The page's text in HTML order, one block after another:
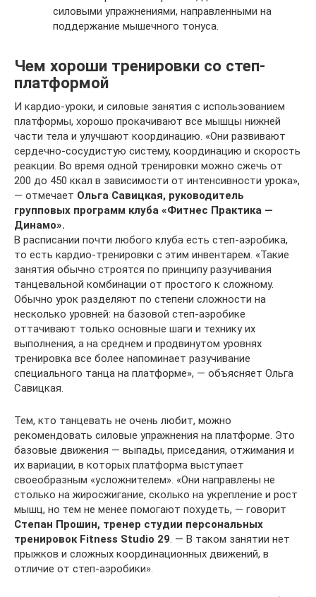
силовыми упражнениями, направленными на
поддержание мышечного тонуса.
Чем хороши тренировки со степ-
платформой
И кардио-уроки, и силовые занятия с использованием
платформы, хорошо прокачивают все мышцы нижней
части тела и улучшают координацию. «Они развивают
сердечно-сосудистую систему, координацию и скорость
реакции. Во время одной тренировки можно сжечь от
200 до 450 ккал в зависимости от интенсивности урока»,
— отмечает Ольга Савицкая, руководитель
групповых программ клуба «Фитнес Практика —
Динамо».
В расписании почти любого клуба есть степ-аэробика,
то есть кардио-тренировки с этим инвентарем. «Такие
занятия обычно строятся по принципу разучивания
танцевальной комбинации от простого к сложному.
Обычно урок разделяют по степени сложности на
несколько уровней: на базовой степ-аэробике
оттачивают только основные шаги и технику их
выполнения, а на среднем и продвинутом уровнях
тренировка все более напоминает разучивание
специального танца на платформе», — объясняет Ольга
Савицкая.
Тем, кто танцевать не очень любит, можно
рекомендовать силовые упражнения на платформе. Это
базовые движения — выпады, приседания, отжимания и
их вариации, в которых платформа выступает
своеобразным «усложнителем». «Они направлены не
столько на жиросжигание, сколько на укрепление и рост
мышц, но тем не менее помогают похудеть, — говорит
Степан Прошин, тренер студии персональных
тренировок Fitness Studio 29 . — В таком занятии нет
прыжков и сложных координационных движений, в
отличие от степ-аэробики».